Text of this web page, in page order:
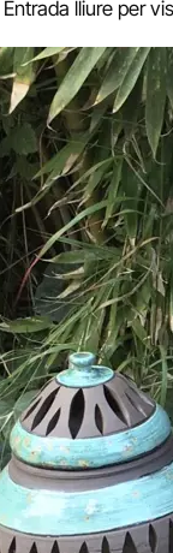
lliure per